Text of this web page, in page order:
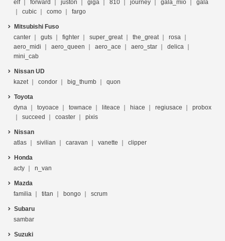
elf
forward juston giga 810 journey gala_mio
gala
cubic
como fargo
Mitsubishi Fuso
canter
guts fighter super_great the_great
rosa
aero_midi
aero_queen aero_ace aero_star
delica
mini_cab
Nissan UD
kazet
condor big_thumb quon
Toyota
dyna
toyoace townace liteace hiace regiusace
probox
succeed
coaster pixis
Nissan
atlas
sivilian caravan vanette clipper
Honda
acty
n_van
Mazda
familia
titan bongo scrum
Subaru
sambar
Suzuki